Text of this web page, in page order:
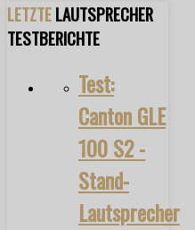
LETZTELAUTSPRECHER
TESTBERICHTE
Test:
Canton GLE
100 S2 -
Stand-
Lautsprecher